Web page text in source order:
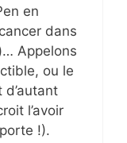
en
dans
Appelons
ou le
l’avoir
!).